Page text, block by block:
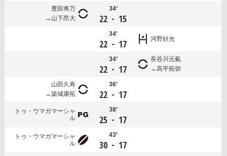
豊田将万
山下昂大
34’
22 - 15
34’
22 - 17 河野好光
34’
22 - 17
長谷川元氣
高平拓弥
山田久寿
築城康拓
36’
22 - 17
トゥ・ウマガマーシャ
ル
38’
25 - 17
トゥ・ウマガマーシャ
ル
43’
30 - 17